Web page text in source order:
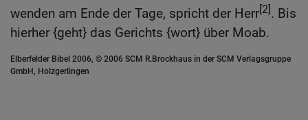
wenden am Ende der Tage, spricht der Herr[2]. Bis
hierher {geht} das Gerichts {wort} über Moab.
Elberfelder Bibel 2006, © 2006 SCM R.Brockhaus in der SCM Verlagsgruppe
GmbH, Holzgerlingen